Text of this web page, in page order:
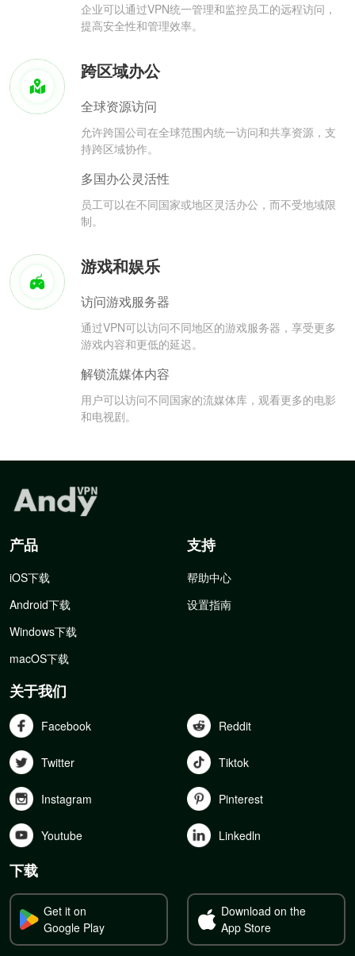
企业可以通过VPN统一管理和监控员工的远程访问，
提高安全性和管理效率。
跨区域办公
全球资源访问
允许跨国公司在全球范围内统一访问和共享资源，支
持跨区域协作。
多国办公灵活性
员工可以在不同国家或地区灵活办公，而不受地域限
制。
游戏和娱乐
访问游戏服务器
通过VPN可以访问不同地区的游戏服务器，享受更多
游戏内容和更低的延迟。
解锁流媒体内容
用户可以访问不同国家的流媒体库，观看更多的电影
和电视剧。
产品
iOS下载
Android下载
Windows下载
macOS下载
支持
帮助中心
设置指南
关于我们
Facebook Reddit
Twitter Tiktok
Instagram Pinterest
Youtube Linkedln
下载
Get it on
Google Play
Download on the
App Store